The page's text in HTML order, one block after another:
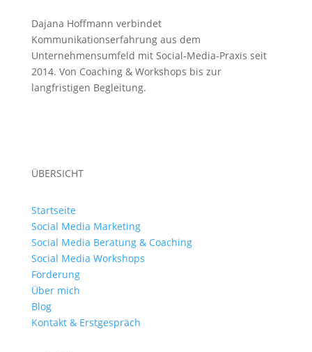
Dajana Hoffmann verbindet
Kommunikationserfahrung aus dem
Unternehmensumfeld mit Social-Media-Praxis seit
2014. Von Coaching & Workshops bis zur
langfristigen Begleitung.
ÜBERSICHT
Startseite
Social Media Marketing
Social Media Beratung & Coaching
Social Media Workshops
Förderung
Über mich
Blog
Kontakt & Erstgespräch